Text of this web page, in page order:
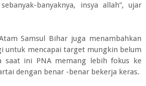
banyaknya, insya allah”, ujar
Samsul Bihar juga menambahkan
untuk mencapai target mungkin belum
saat ini PNA memang lebih fokus ke
dengan benar -benar bekerja keras.